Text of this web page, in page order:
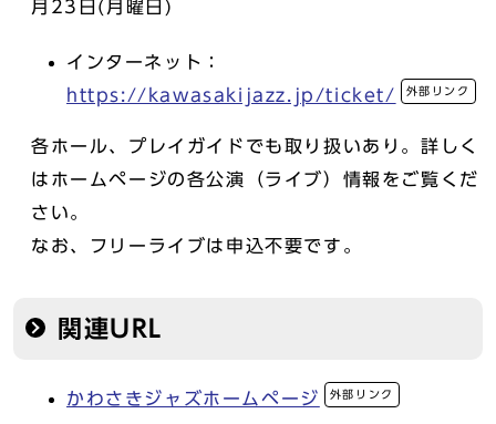
月23日(月曜日)
インターネット：
https://kawasakijazz.jp/ticket/
外部リンク
各ホール、プレイガイドでも取り扱いあり。詳しく
はホームページの各公演（ライブ）情報をご覧くだ
さい。
なお、フリーライブは申込不要です。
関連URL
かわさきジャズホームページ 外部リンク